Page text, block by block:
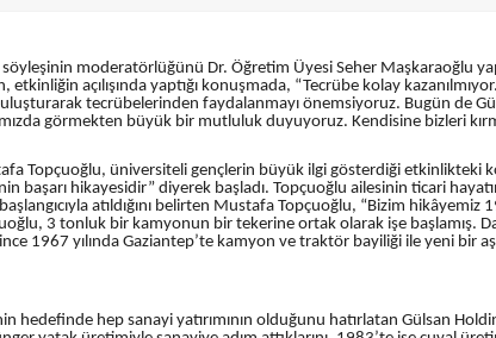
moderatörlüğünü Dr. Öğretim Üyesi Seher Maşkaraoğlu
açılışında yaptığı konuşmada, “Tecrübe kolay
tecrübelerinden faydalanmayı önemsiyoruz. Bugün de
görmekten büyük bir mutluluk duyuyoruz. Kendisine bizleri
Topçuoğlu, üniversiteli gençlerin büyük ilgi gösterdiği etkinlikteki
başarı hikayesidir” diyerek başladı. Topçuoğlu ailesinin ticari
atıldığını belirten Mustafa Topçuoğlu, “Bizim hikâyemiz
3 tonluk bir kamyonun bir tekerine ortak olarak işe başlamış.
1967 yılında Gaziantep’te kamyon ve traktör bayiliği ile yeni bir
hedefinde hep sanayi yatırımının olduğunu hatırlatan Gülsan
Geliyor
Şehitkamil Belediyesi
yapacak, işte